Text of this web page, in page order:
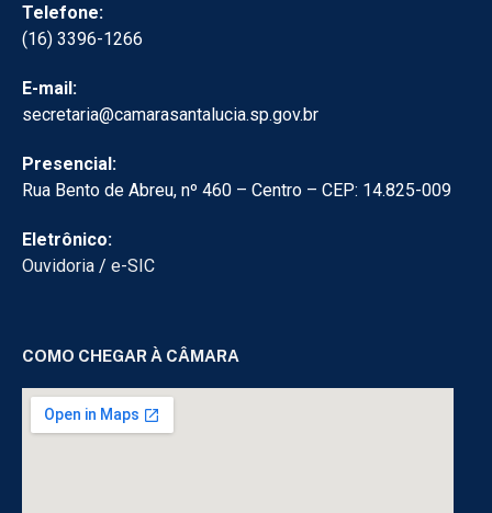
Telefone:
(16) 3396-1266
E-mail:
secretaria@camarasantalucia.sp.gov.br
Presencial:
Rua Bento de Abreu, nº 460 – Centro – CEP: 14.825-009
Eletrônico:
Ouvidoria / e-SIC
COMO CHEGAR À CÂMARA